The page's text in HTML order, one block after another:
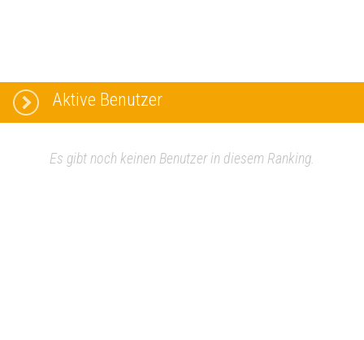
Aktive Benutzer
Es gibt noch keinen Benutzer in diesem Ranking.